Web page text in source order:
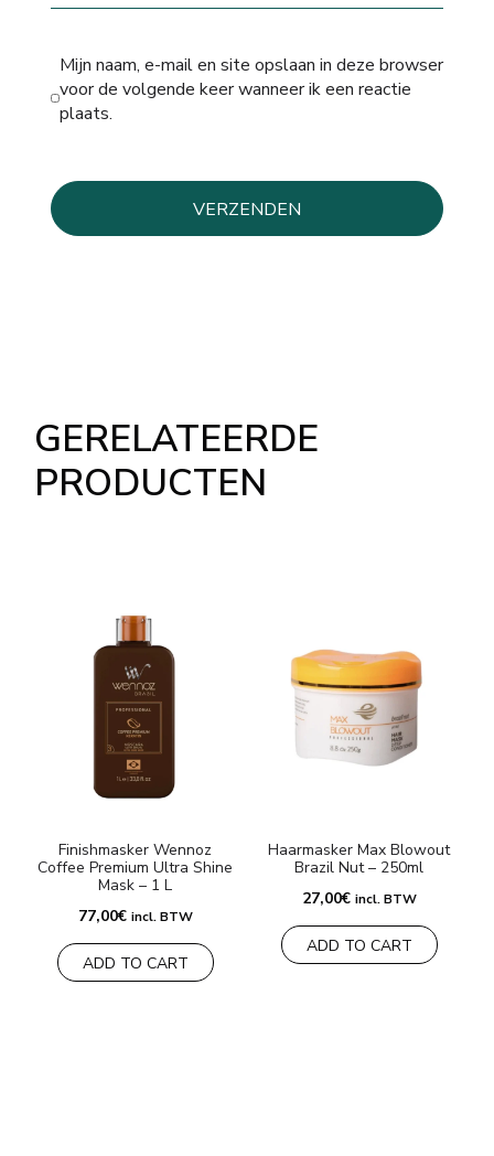
Mijn naam, e-mail en site opslaan in deze browser
voor de volgende keer wanneer ik een reactie
plaats.
GERELATEERDE
PRODUCTEN
Finishmasker Wennoz
Coffee Premium Ultra Shine
Mask – 1 L
77,00€ incl. BTW
ADD TO CART
Haarmasker Max Blowout
Brazil Nut – 250ml
27,00€ incl. BTW
ADD TO CART